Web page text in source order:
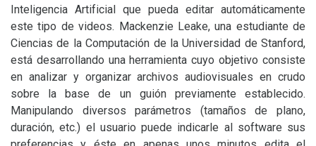
Inteligencia Artificial que pueda editar automáticamente
este tipo de videos. Mackenzie Leake, una estudiante de
Ciencias de la Computación de la Universidad de Stanford,
está desarrollando una herramienta cuyo objetivo consiste
en analizar y organizar archivos audiovisuales en crudo
sobre la base de un guión previamente establecido.
Manipulando diversos parámetros (tamaños de plano,
duración, etc.) el usuario puede indicarle al software sus